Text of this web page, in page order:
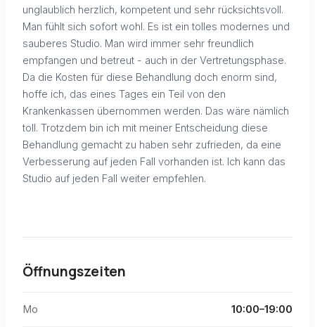
unglaublich herzlich, kompetent und sehr rücksichtsvoll.
Man fühlt sich sofort wohl. Es ist ein tolles modernes und
sauberes Studio. Man wird immer sehr freundlich
empfangen und betreut - auch in der Vertretungsphase.
Da die Kosten für diese Behandlung doch enorm sind,
hoffe ich, das eines Tages ein Teil von den
Krankenkassen übernommen werden. Das wäre nämlich
toll. Trotzdem bin ich mit meiner Entscheidung diese
Behandlung gemacht zu haben sehr zufrieden, da eine
Verbesserung auf jeden Fall vorhanden ist. Ich kann das
Studio auf jeden Fall weiter empfehlen.
Öffnungszeiten
Mo 10:00–19:00